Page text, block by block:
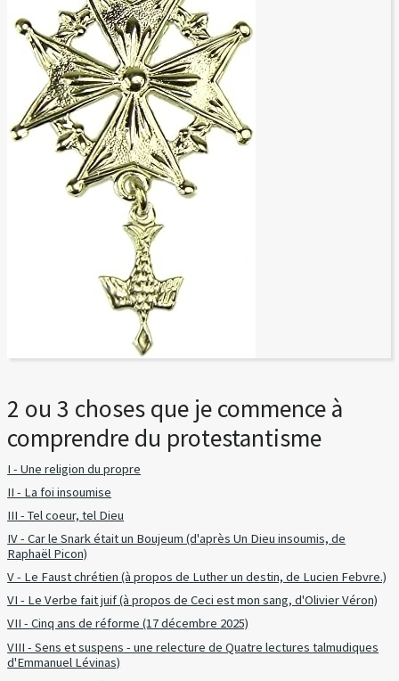
2 ou 3 choses que je commence à
comprendre du protestantisme
I - Une religion du propre
II - La foi insoumise
III - Tel coeur, tel Dieu
IV - Car le Snark était un Boujeum (d'après Un Dieu insoumis, de
Raphaël Picon)
V - Le Faust chrétien (à propos de Luther un destin, de Lucien Febvre.)
VI - Le Verbe fait juif (à propos de Ceci est mon sang, d'Olivier Véron)
VII - Cinq ans de réforme (17 décembre 2025)
VIII - Sens et suspens - une relecture de Quatre lectures talmudiques
d'Emmanuel Lévinas)